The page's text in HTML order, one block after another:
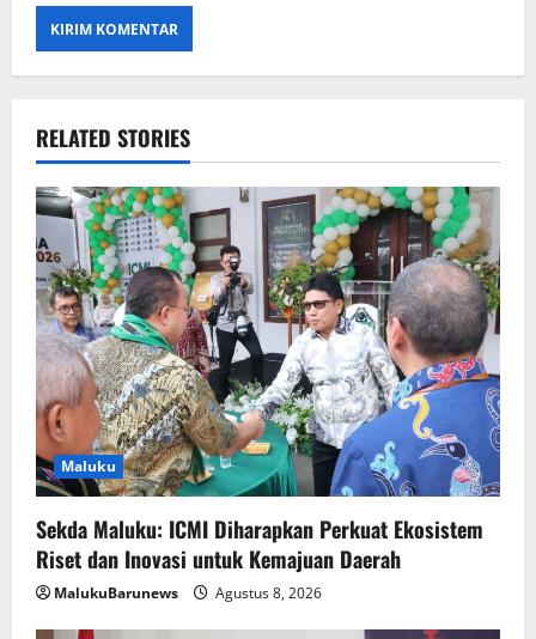
RELATED STORIES
Maluku
Sekda Maluku: ICMI Diharapkan Perkuat Ekosistem
Riset dan Inovasi untuk Kemajuan Daerah
MalukuBarunews Agustus 8, 2026